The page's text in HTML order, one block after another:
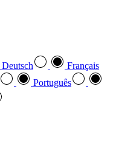
Deutsch
Français
Português